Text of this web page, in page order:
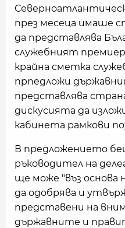
през месеца имаше
да представлява
служебният
крайна сметка
прпедложи
представлява
дискусията да
кабинета рамкови
В предложението
ръководител на
ще може "въз основа
да одобрява и
представени на
държавните и